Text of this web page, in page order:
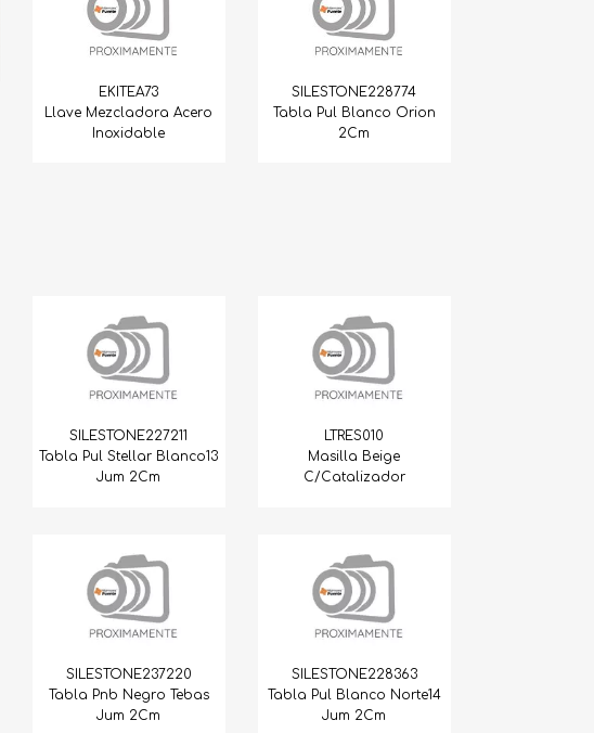
EKITEA73
Llave Mezcladora Acero
Inoxidable
SILESTONE228774
Tabla Pul Blanco Orion
2Cm
SILESTONE227211
Tabla Pul Stellar Blanco13
Jum 2Cm
LTRES010
Masilla Beige
C/Catalizador
SILESTONE237220
Tabla Pnb Negro Tebas
Jum 2Cm
SILESTONE228363
Tabla Pul Blanco Norte14
Jum 2Cm